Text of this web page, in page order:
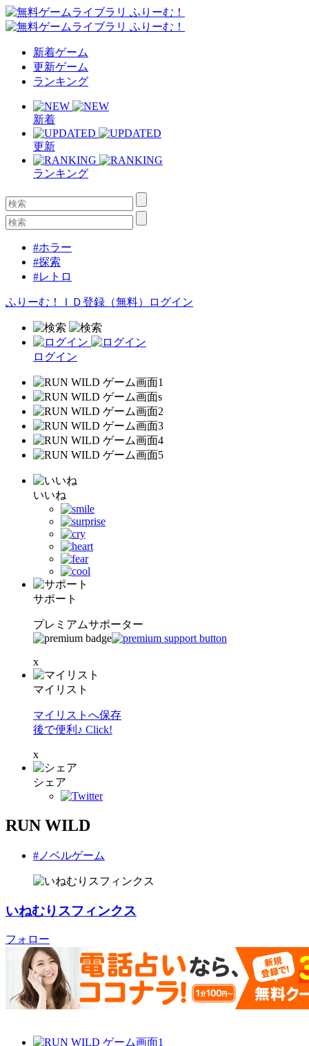
新着ゲーム
更新ゲーム
ランキング
新着
更新
ランキング
#ホラー
#探索
#レトロ
ふりーむ！ＩＤ登録（無料） ログイン
ログイン
いいね
サポート
プレミアムサポーター
x
マイリスト
マイリストへ保存
後で便利♪ Click!
x
シェア
RUN WILD
#ノベルゲーム
いねむりスフィンクス
フォロー